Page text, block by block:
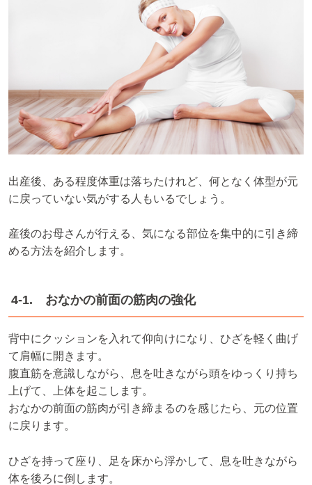
出産後、ある程度体重は落ちたけれど、何となく体型が元
に戻っていない気がする人もいるでしょう。
産後のお母さんが行える、気になる部位を集中的に引き締
める方法を紹介します。
4-1. おなかの前面の筋肉の強化
背中にクッションを入れて仰向けになり、ひざを軽く曲げ
て肩幅に開きます。
腹直筋を意識しながら、息を吐きながら頭をゆっくり持ち
上げて、上体を起こします。
おなかの前面の筋肉が引き締まるのを感じたら、元の位置
に戻ります。
ひざを持って座り、足を床から浮かして、息を吐きながら
体を後ろに倒します。